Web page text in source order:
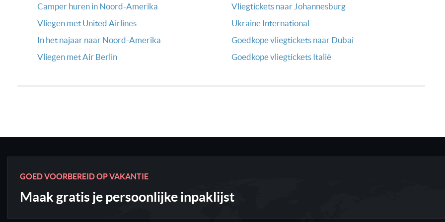
Camper huren in Noord-Amerika
Vliegen met United Airlines
In het najaar naar Noord-Amerika
Vliegen met Air Berlin
Vliegtickets naar Johannesburg
Ukraine International
Goedkope vliegtickets naar Dubai
Goedkope vliegtickets Italië
GOED VOORBEREID OP VAKANTIE
Maak gratis je persoonlijke inpaklijst